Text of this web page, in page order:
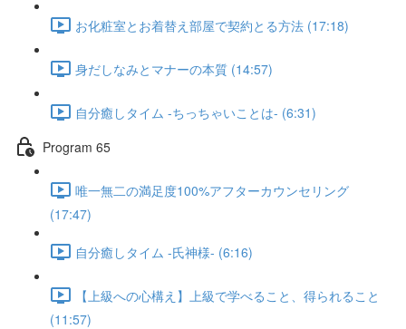
お化粧室とお着替え部屋で契約とる方法 (17:18)
身だしなみとマナーの本質 (14:57)
自分癒しタイム -ちっちゃいことは- (6:31)
Program 65
唯一無二の満足度100%アフターカウンセリング
(17:47)
自分癒しタイム -氏神様- (6:16)
【上級への心構え】上級で学べること、得られること
(11:57)